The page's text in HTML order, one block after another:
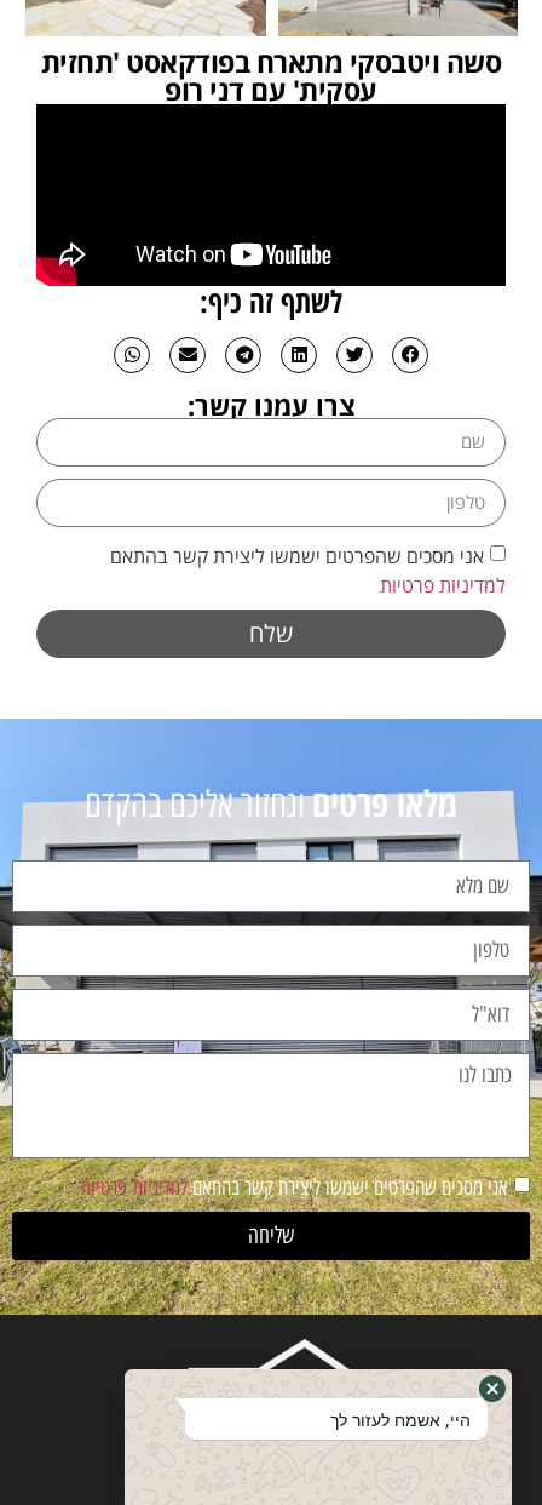
סשה ויטבסקי מתארח בפודקאסט 'תחזית
עסקית' עם דני רופ
לשתף זה כיף:
צרו עמנו קשר:
אני מסכים שהפרטים ישמשו ליצירת קשר בהתאם
למדיניות פרטיות
שלח
מלאו פרטיםונחזור אליכם בהקדם
אני מסכים שהפרטים ישמשו ליצירת קשר בהתאםלמדיניות פרטיות
שליחה
היי, אשמח לעזור לך